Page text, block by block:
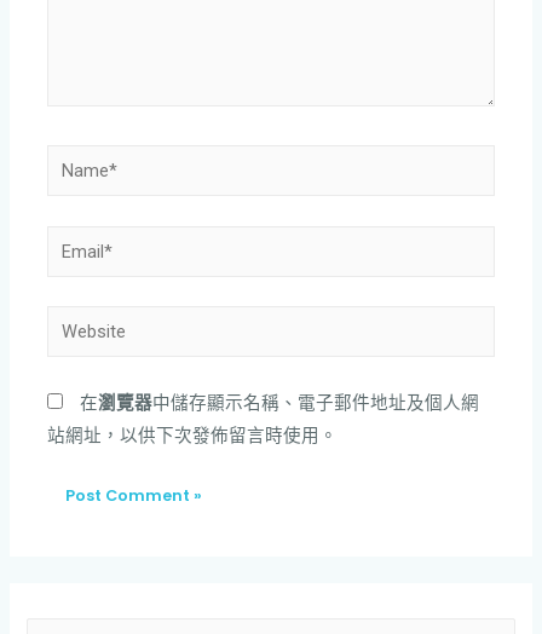
在瀏覽器中儲存顯示名稱、電子郵件地址及個人網
站網址，以供下次發佈留言時使用。